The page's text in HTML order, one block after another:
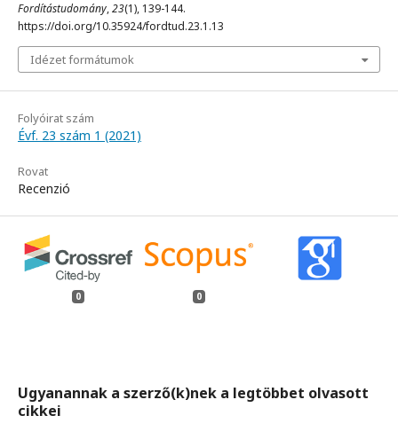
Fordítástudomány,23(1), 139-144.
https://doi.org/10.35924/fordtud.23.1.13
Idézet formátumok
Folyóirat szám
Évf. 23 szám 1 (2021)
Rovat
Recenzió
0 0
Ugyanannak a szerző(k)nek a legtöbbet olvasott
cikkei